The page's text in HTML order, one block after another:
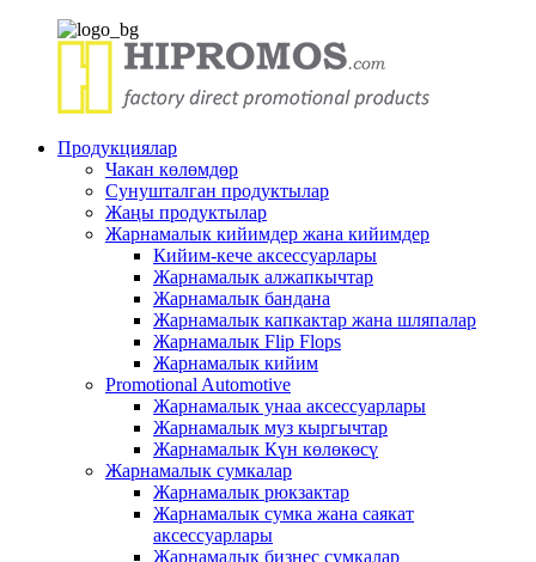
Продукциялар
Чакан көлөмдөр
Сунушталган продуктылар
Жаңы продуктылар
Жарнамалык кийимдер жана кийимдер
Кийим-кече аксессуарлары
Жарнамалык алжапкычтар
Жарнамалык бандана
Жарнамалык капкактар ​​жана шляпалар
Жарнамалык Flip Flops
Жарнамалык кийим
Promotional Automotive
Жарнамалык унаа аксессуарлары
Жарнамалык муз кыргычтар
Жарнамалык Күн көлөкөсү
Жарнамалык сумкалар
Жарнамалык рюкзактар
Жарнамалык сумка жана саякат
аксессуарлары
Жарнамалык бизнес сумкалар